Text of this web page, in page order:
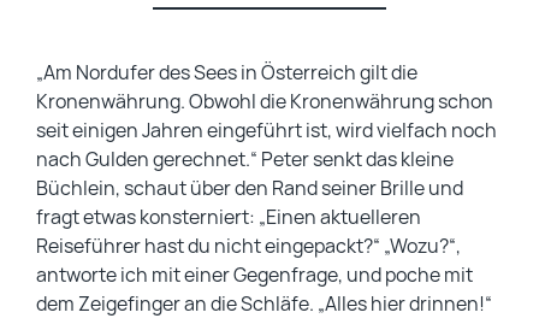
„Am Nordufer des Sees in Österreich gilt die
Kronenwährung. Obwohl die Kronenwährung schon
seit einigen Jahren eingeführt ist, wird vielfach noch
nach Gulden gerechnet.“ Peter senkt das kleine
Büchlein, schaut über den Rand seiner Brille und
fragt etwas konsterniert: „Einen aktuelleren
Reiseführer hast du nicht eingepackt?“ „Wozu?“,
antworte ich mit einer Gegenfrage, und poche mit
dem Zeigefinger an die Schläfe. „Alles hier drinnen!“